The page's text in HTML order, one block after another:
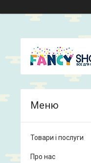
Товари і послуги
Про нас